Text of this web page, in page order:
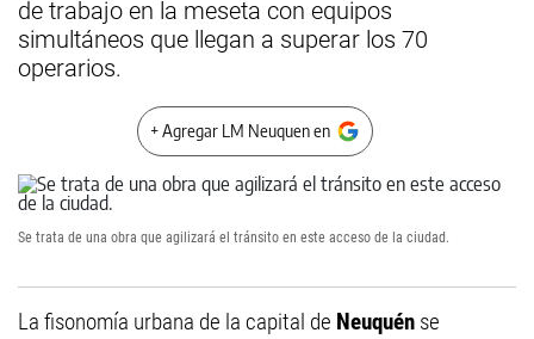
de trabajo en la meseta con equipos
simultáneos que llegan a superar los 70
operarios.
+ Agregar LM Neuquen en
Se trata de una obra que agilizará el tránsito en este acceso de la ciudad.
La fisonomía urbana de la capital de Neuquén se